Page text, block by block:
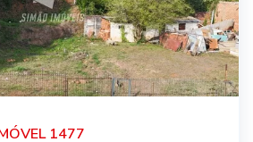
1477